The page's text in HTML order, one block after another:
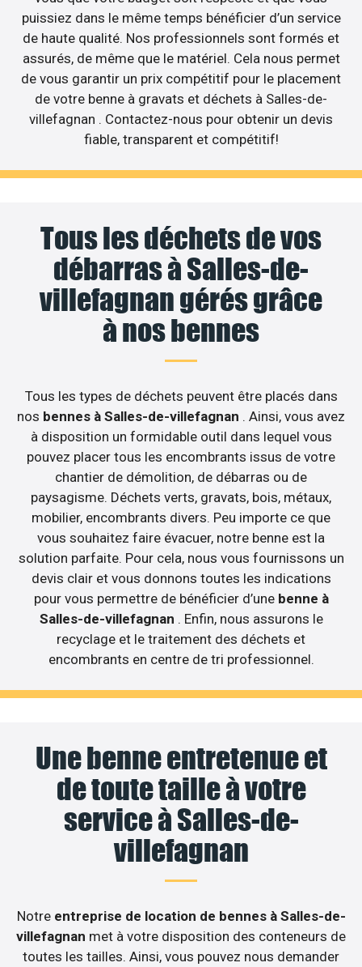
puissiez dans le même temps bénéficier d’un service
de haute qualité. Nos professionnels sont formés et
assurés, de même que le matériel. Cela nous permet
de vous garantir un prix compétitif pour le placement
de votre benne à gravats et déchets à Salles-de-
villefagnan . Contactez-nous pour obtenir un devis
fiable, transparent et compétitif!
Tous les déchets de vos
débarras à Salles-de-
villefagnan gérés grâce
à nos bennes
Tous les types de déchets peuvent être placés dans
nos bennes à Salles-de-villefagnan . Ainsi, vous avez
à disposition un formidable outil dans lequel vous
pouvez placer tous les encombrants issus de votre
chantier de démolition, de débarras ou de
paysagisme. Déchets verts, gravats, bois, métaux,
mobilier, encombrants divers. Peu importe ce que
vous souhaitez faire évacuer, notre benne est la
solution parfaite. Pour cela, nous vous fournissons un
devis clair et vous donnons toutes les indications
pour vous permettre de bénéficier d’une benne à
Salles-de-villefagnan . Enfin, nous assurons le
recyclage et le traitement des déchets et
encombrants en centre de tri professionnel.
Une benne entretenue et
de toute taille à votre
service à Salles-de-
villefagnan
Notre entreprise de location de bennes à Salles-de-
villefagnan met à votre disposition des conteneurs de
toutes les tailles. Ainsi, vous pouvez nous demander